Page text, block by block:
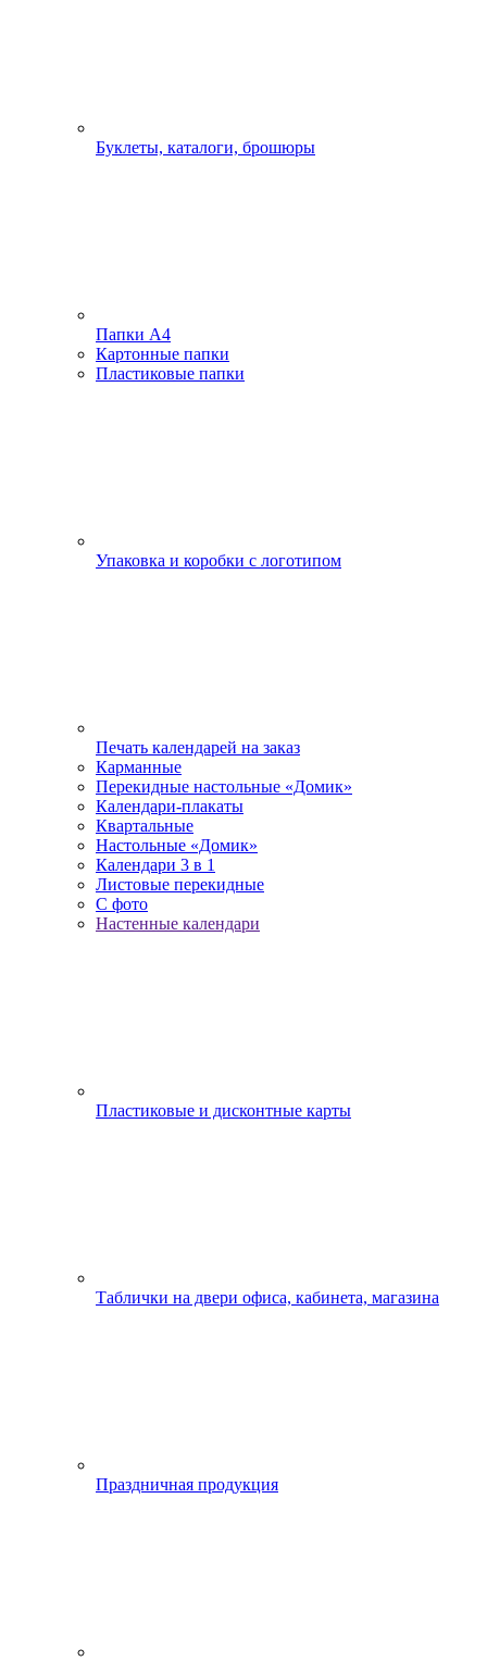
Буклеты, каталоги, брошюры
Папки А4
Картонные папки
Пластиковые папки
Упаковка и коробки с логотипом
Печать календарей на заказ
Карманные
Перекидные настольные «Домик»
Календари-плакаты
Квартальные
Настольные «Домик»
Календари 3 в 1
Листовые перекидные
С фото
Настенные календари
Пластиковые и дисконтные карты
Таблички на двери офиса, кабинета, магазина
Праздничная продукция